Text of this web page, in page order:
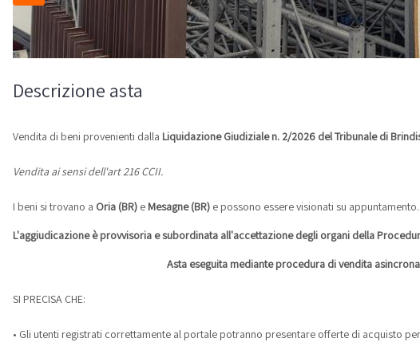
Descrizione asta
Vendita di beni provenienti dalla Liquidazione Giudiziale n. 2/2026 del Tribunale di
Vendita ai sensi dell'art 216 CCII.
I beni si trovano a Oria (BR) e Mesagne (BR) e possono essere visionati su appuntamento.
L'aggiudicazione è provvisoria e subordinata all'accettazione degli organi della
Asta eseguita mediante procedura di vendita
SI PRECISA CHE:
• Gli utenti registrati correttamente al portale potranno presentare offerte di acquisto